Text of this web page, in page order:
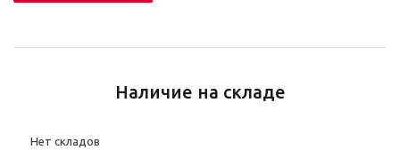
Наличие на складе
Нет складов